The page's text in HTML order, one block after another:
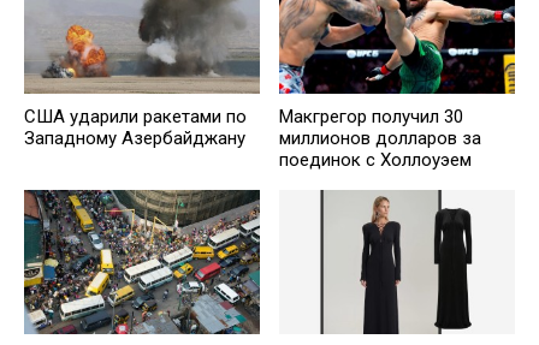
США ударили ракетами по
Западному Азербайджану
Макгрегор получил 30
миллионов долларов за
поединок с Холлоуэем